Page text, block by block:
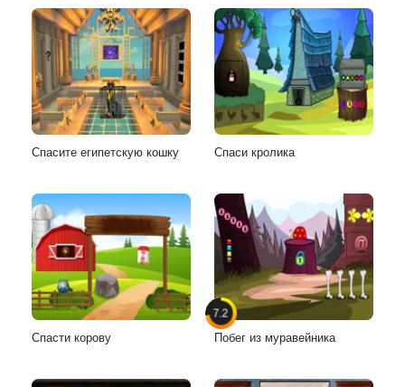
Спасите египетскую кошку Спаси кролика
Спасти корову
7.2
Побег из муравейника